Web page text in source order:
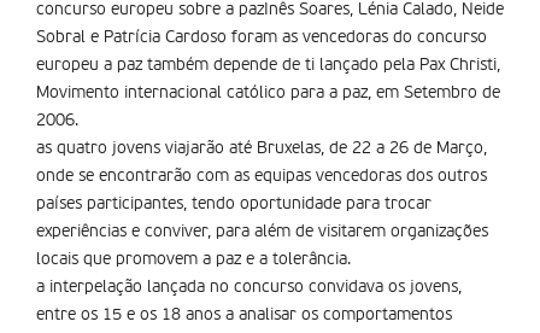
concurso europeu sobre a pazInês Soares, Lénia Calado, Neide
Sobral e Patrícia Cardoso foram as vencedoras do concurso
europeu a paz também depende de ti lançado pela Pax Christi,
Movimento internacional católico para a paz, em Setembro de
2006.
as quatro jovens viajarão até Bruxelas, de 22 a 26 de Março,
onde se encontrarão com as equipas vencedoras dos outros
países participantes, tendo oportunidade para trocar
experiências e conviver, para além de visitarem organizações
locais que promovem a paz e a tolerância.
a interpelação lançada no concurso convidava os jovens,
entre os 15 e os 18 anos a analisar os comportamentos